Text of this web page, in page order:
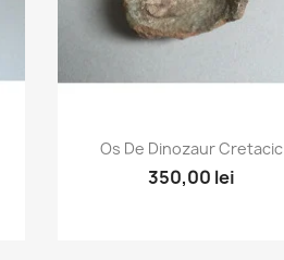
Vizualizare rapida
Os De Dinozaur Cretacic
350,00 lei